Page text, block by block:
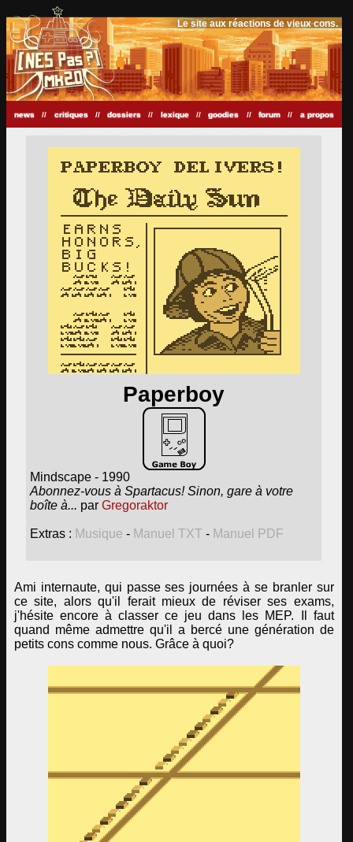
Le site aux réactions de vieux cons.
news // critiques // dossiers // lexique // goodies // forum // a propos
Paperboy
Mindscape - 1990
Abonnez-vous à Spartacus! Sinon, gare à votre
boîte à... parGregoraktor
Extras : Musique - Manuel TXT - Manuel PDF
Ami internaute, qui passe ses journées à se branler sur
ce site, alors qu'il ferait mieux de réviser ses exams,
j'hésite encore à classer ce jeu dans les MEP. Il faut
quand même admettre qu'il a bercé une génération de
petits cons comme nous. Grâce à quoi?